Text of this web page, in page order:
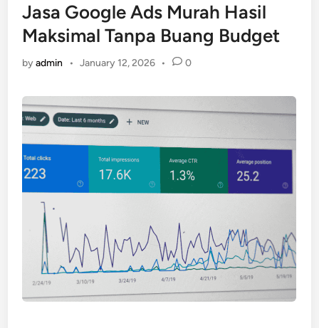
Jasa Google Ads Murah Hasil
Maksimal Tanpa Buang Budget
byadmin • January 12, 2026 • 0